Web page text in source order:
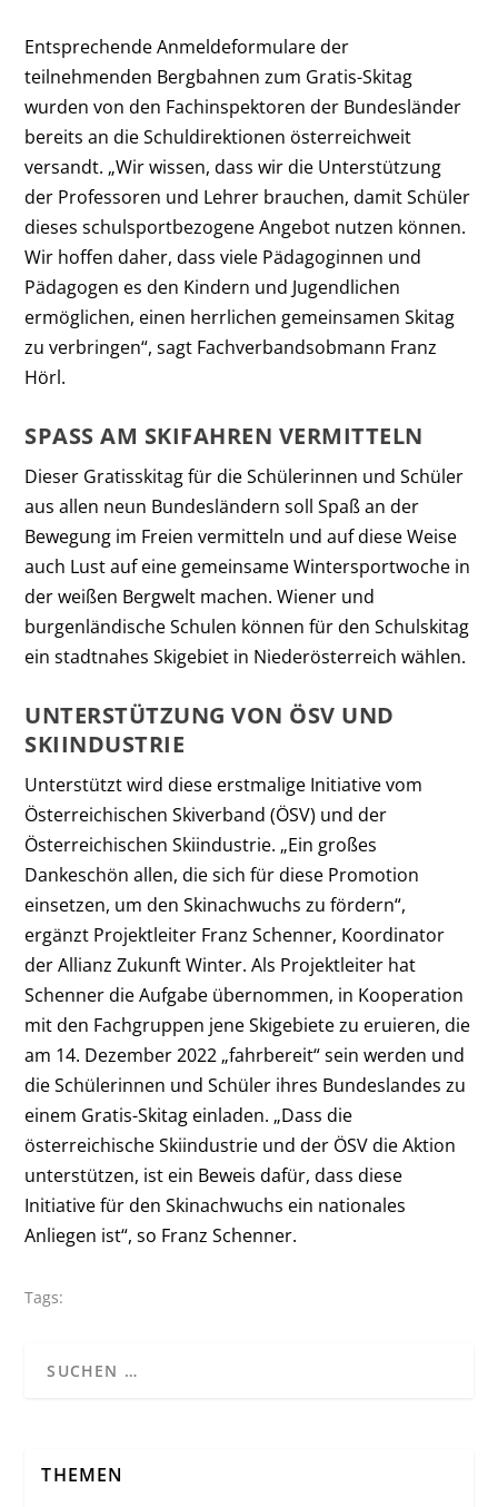
Entsprechende Anmeldeformulare der
teilnehmenden Bergbahnen zum Gratis-Skitag
wurden von den Fachinspektoren der Bundesländer
bereits an die Schuldirektionen österreichweit
versandt. „Wir wissen, dass wir die Unterstützung
der Professoren und Lehrer brauchen, damit Schüler
dieses schulsportbezogene Angebot nutzen können.
Wir hoffen daher, dass viele Pädagoginnen und
Pädagogen es den Kindern und Jugendlichen
ermöglichen, einen herrlichen gemeinsamen Skitag
zu verbringen“, sagt Fachverbandsobmann Franz
Hörl.
SPASS AM SKIFAHREN VERMITTELN
Dieser Gratisskitag für die Schülerinnen und Schüler
aus allen neun Bundesländern soll Spaß an der
Bewegung im Freien vermitteln und auf diese Weise
auch Lust auf eine gemeinsame Wintersportwoche in
der weißen Bergwelt machen. Wiener und
burgenländische Schulen können für den Schulskitag
ein stadtnahes Skigebiet in Niederösterreich wählen.
UNTERSTÜTZUNG VON ÖSV UND
SKIINDUSTRIE
Unterstützt wird diese erstmalige Initiative vom
Österreichischen Skiverband (ÖSV) und der
Österreichischen Skiindustrie. „Ein großes
Dankeschön allen, die sich für diese Promotion
einsetzen, um den Skinachwuchs zu fördern“,
ergänzt Projektleiter Franz Schenner, Koordinator
der Allianz Zukunft Winter. Als Projektleiter hat
Schenner die Aufgabe übernommen, in Kooperation
mit den Fachgruppen jene Skigebiete zu eruieren, die
am 14. Dezember 2022 „fahrbereit“ sein werden und
die Schülerinnen und Schüler ihres Bundeslandes zu
einem Gratis-Skitag einladen. „Dass die
österreichische Skiindustrie und der ÖSV die Aktion
unterstützen, ist ein Beweis dafür, dass diese
Initiative für den Skinachwuchs ein nationales
Anliegen ist“, so Franz Schenner.
Tags:
THEMEN